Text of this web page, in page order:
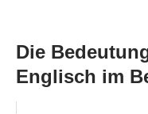
Die
Englisch im